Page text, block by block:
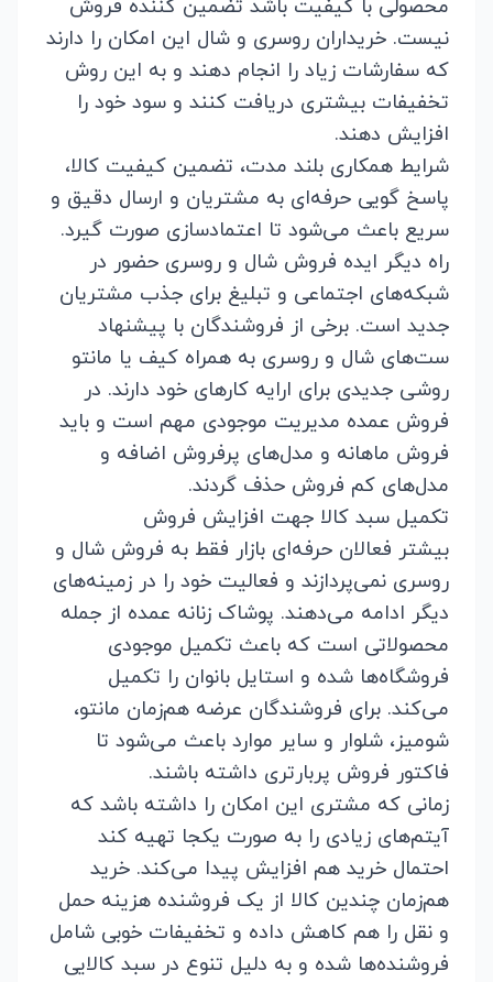
محصولی با کیفیت باشد تضمین کننده فروش
نیست. خریداران روسری و شال این امکان را دارند
که سفارشات زیاد را انجام دهند و به این روش
تخفیفات بیشتری دریافت کنند و سود خود را
افزایش دهند.
شرایط همکاری بلند مدت، تضمین کیفیت کالا،
پاسخ گویی حرفه‌ای به مشتریان و ارسال دقیق و
سریع باعث می‌شود تا اعتمادسازی صورت گیرد.
راه دیگر ایده فروش شال و روسری حضور در
شبکه‌های اجتماعی و تبلیغ برای جذب مشتریان
جدید است. برخی از فروشندگان با پیشنهاد
ست‌های شال و روسری به همراه کیف یا مانتو
روشی جدیدی برای ارایه کارهای خود دارند. در
فروش عمده مدیریت موجودی مهم است و باید
فروش ماهانه و مدل‌های پرفروش اضافه و
مدل‌های کم فروش حذف گردند.
تکمیل سبد کالا جهت افزایش فروش
بیشتر فعالان حرفه‌ای بازار فقط به فروش شال و
روسری نمی‌پردازند و فعالیت خود را در زمینه‌های
دیگر ادامه می‌دهند. پوشاک زنانه عمده از جمله
محصولاتی است که باعث تکمیل موجودی
فروشگاه‌ها شده و استایل بانوان را تکمیل
می‌کند. برای فروشندگان عرضه هم‌زمان مانتو،
شومیز، شلوار و سایر موارد باعث می‌شود تا
فاکتور فروش پربارتری داشته باشند.
زمانی که مشتری این امکان را داشته باشد که
آیتم‌های زیادی را به صورت یکجا تهیه کند
احتمال خرید هم افزایش پیدا می‌کند. خرید
هم‌زمان چندین کالا از یک فروشنده هزینه حمل
و نقل را هم کاهش داده و تخفیفات خوبی شامل
فروشنده‌ها شده و به دلیل تنوع در سبد کالایی